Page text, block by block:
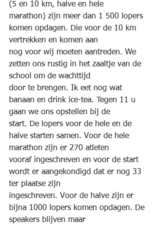
(5 en 10 km, halve en hele
marathon) zijn meer dan 1 500 lopers
komen opdagen. Die voor de 10 km
vertrekken en komen aan
nog voor wij moeten aantreden. We
zetten ons rustig in het zaaltje van de
school om de wachttijd
door te brengen. Ik eet nog wat
banaan en drink ice-tea. Tegen 11 u
gaan we ons opstellen bij de
start. De lopers voor de hele en de
halve starten samen. Voor de hele
marathon zijn er 270 atleten
vooraf ingeschreven en voor de start
wordt er aangekondigd dat er nog 33
ter plaatse zijn
ingeschreven. Voor de halve zijn er
bijna 1000 lopers komen opdagen. De
speakers blijven maar